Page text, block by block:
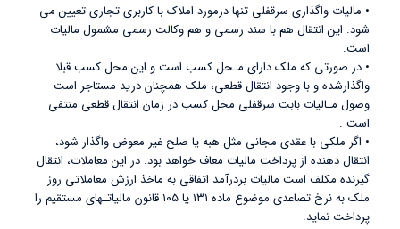
• مالیات واگذاری سرقفلی تنها درمورد املاک با کاربری تجاری تعیین می
شود. این انتقال هم با سند رسمی و هم وکالت رسمی مشمول مالیات
است.
• در صورتی که ملک دارای مـحل کسب است و این محل کسب قبلا
واگذارشده و با وجود انتقال قطعی، ملک همچنان درید مستاجر است
وصول مـالیات بابت سرقفلی محل کسب در زمان انتقال قطعی منتفی
است .
• اگر ملکی با عقدی مجانی مثل هبه یا صلح غیر معوض واگذار شود،
انتقال دهنده از پرداخت مالیات معاف خواهد بود. در این معاملات، انتقال
گیرنده مکلف است مالیات بردرآمد اتفاقی به ماخذ ارزش معاملاتی روز
ملک به نرخ تصاعدی موضوع ماده ۱۳۱ یا ۱۰۵ قانون مالیاتـهای مستقیم را
پرداخت نماید.